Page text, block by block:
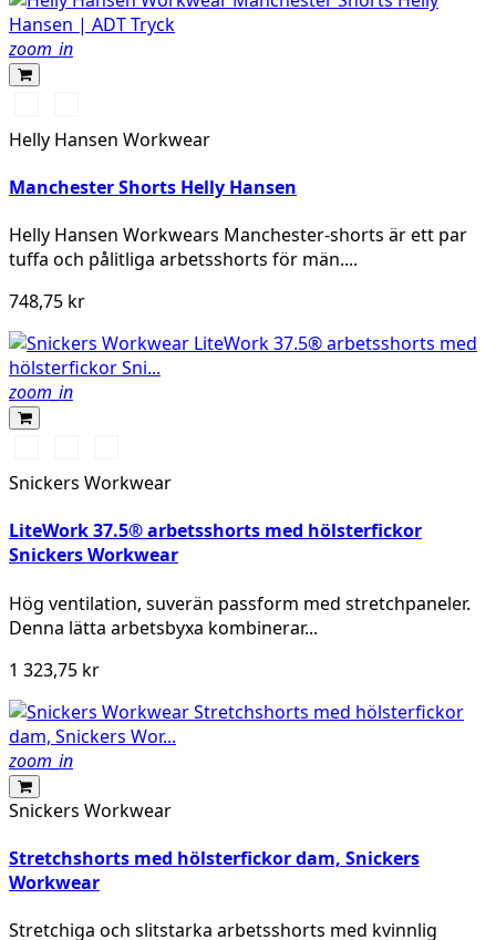
zoom_in
BLACKNAVY
Helly Hansen Workwear
Manchester Shorts Helly Hansen
Helly Hansen Workwears Manchester-shorts är ett par
tuffa och pålitliga arbetsshorts för män....
748,75 kr
zoom_in
Snickers Workwear
LiteWork 37.5® arbetsshorts med hölsterfickor
Snickers Workwear
Hög ventilation, suverän passform med stretchpaneler.
Denna lätta arbetsbyxa kombinerar...
1 323,75 kr
zoom_in
Snickers Workwear
Stretchshorts med hölsterfickor dam, Snickers
Workwear
Stretchiga och slitstarka arbetsshorts med kvinnlig